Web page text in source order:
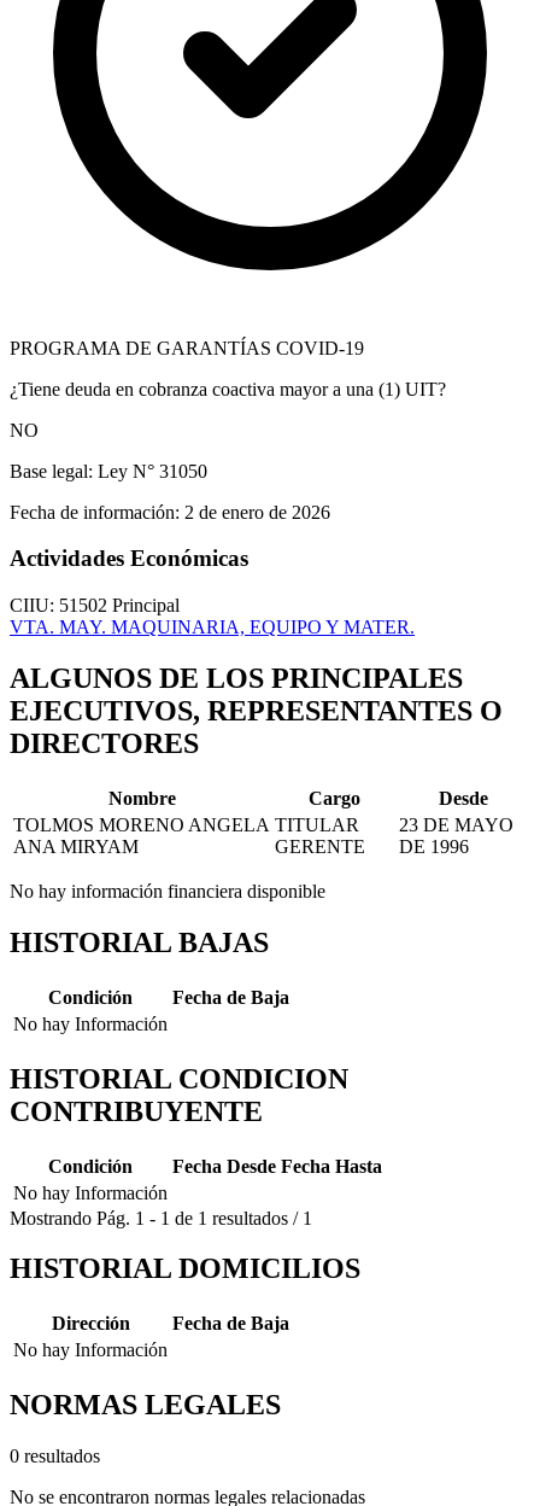
PROGRAMA DE GARANTÍAS COVID-19
¿Tiene deuda en cobranza coactiva mayor a una (1) UIT?
NO
Base legal: Ley N° 31050
Fecha de información: 2 de enero de 2026
Actividades Económicas
CIIU: 51502 Principal
VTA. MAY. MAQUINARIA, EQUIPO Y MATER.
ALGUNOS DE LOS PRINCIPALES
EJECUTIVOS, REPRESENTANTES O
DIRECTORES
Nombre Cargo
Desde
TOLMOS MORENO ANGELA
ANA MIRYAM
TITULAR
GERENTE
23 DE MAYO
DE 1996
No hay información financiera disponible
HISTORIAL BAJAS
Condición
Fecha de Baja
No hay Información
HISTORIAL CONDICION
CONTRIBUYENTE
Condición Fecha Desde Fecha Hasta
No hay Información
Mostrando Pág. 1 - 1 de 1 resultados / 1
HISTORIAL DOMICILIOS
Dirección
Fecha de Baja
No hay Información
NORMAS LEGALES
0 resultados
No se encontraron normas legales relacionadas